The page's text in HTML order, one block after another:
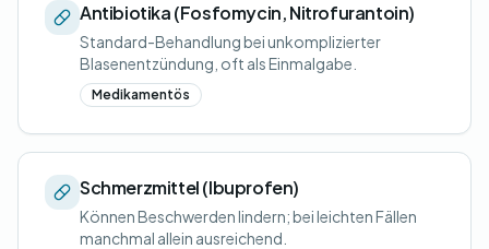
Antibiotika (Fosfomycin, Nitrofurantoin)
Standard-Behandlung bei unkomplizierter
Blasenentzündung, oft als Einmalgabe.
Medikamentös
Schmerzmittel (Ibuprofen)
Können Beschwerden lindern; bei leichten Fällen
manchmal allein ausreichend.